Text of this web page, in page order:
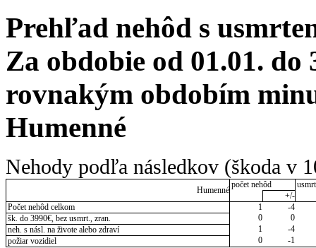
Prehľad nehôd s
Za obdobie od 01.01. do
rovnakým obdobím
Humenné
Nehody podľa následkov (škoda v
Humenné
počet nehôd
+/-
Počet nehôd celkom
1
-4
šk. do 3990€, bez usmrt., zran.
0
0
neh. s násl. na živote alebo zdraví
1
-4
požiar vozidiel
0 -1